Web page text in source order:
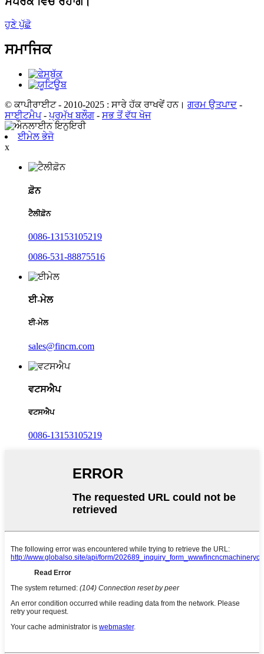
ਹੁਣੇ ਪੁੱਛੋ
ਸਮਾਜਿਕ
© ਕਾਪੀਰਾਈਟ - 2010-2025 : ਸਾਰੇ ਹੱਕ ਰਾਖਵੇਂ ਹਨ। ਗਰਮ ਉਤਪਾਦ -
ਸਾਈਟਮੈਪ-ਪ੍ਰਮੁੱਖ ਬਲੌਗ- ਸਭ ਤੋਂ ਵੱਧ ਖੋਜ
ਈਮੇਲ ਭੇਜੋ
x
ਫ਼ੋਨ
ਟੈਲੀਫ਼ੋਨ
0086-13153105219
0086-531-88875516
ਈ-ਮੇਲ
ਈ-ਮੇਲ
sales@fincm.com
ਵਟਸਐਪ
ਵਟਸਐਪ
0086-13153105219